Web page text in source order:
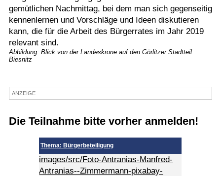
Verkehr
Gesundheit
Kultur
Sport
Kostenlos
gemütlichen Nachmittag, bei dem man sich gegenseitig
kennenlernen und Vorschläge und Ideen diskutieren
kann, die für die Arbeit des Bürgerrates im Jahr 2019
relevant sind.
Abbildung: Blick von der Landeskrone auf den Görlitzer Stadtteil
Biesnitz
ANZEIGE
Die Teilnahme bitte vorher anmelden!
Thema: Bürgerbeteiligung
images/src/Foto-Antranias-Manfred-
Antranias--Zimmermann-pixabay-